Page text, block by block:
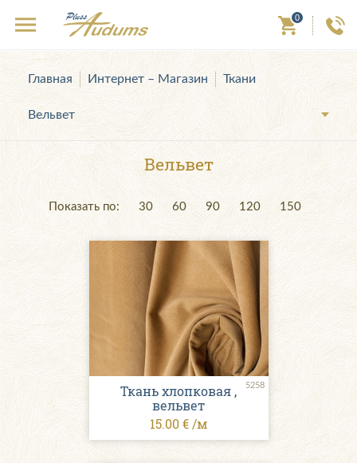
0
Главная Интернет – Магазин Ткани
Вельвет
Вельвет
Показать по: 30 60 90 120 150
5258
Ткань хлопковая ,
вельвет
15.00 € /м